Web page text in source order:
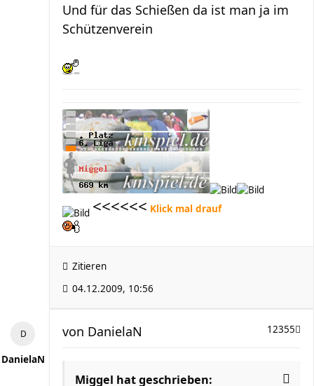
Und für das Schießen da ist man ja im
Schützenverein
<<<<<< Klick mal drauf
Zitieren
04.12.2009, 10:56
DanielaN
12355
von DanielaN
Miggel hat geschrieben: